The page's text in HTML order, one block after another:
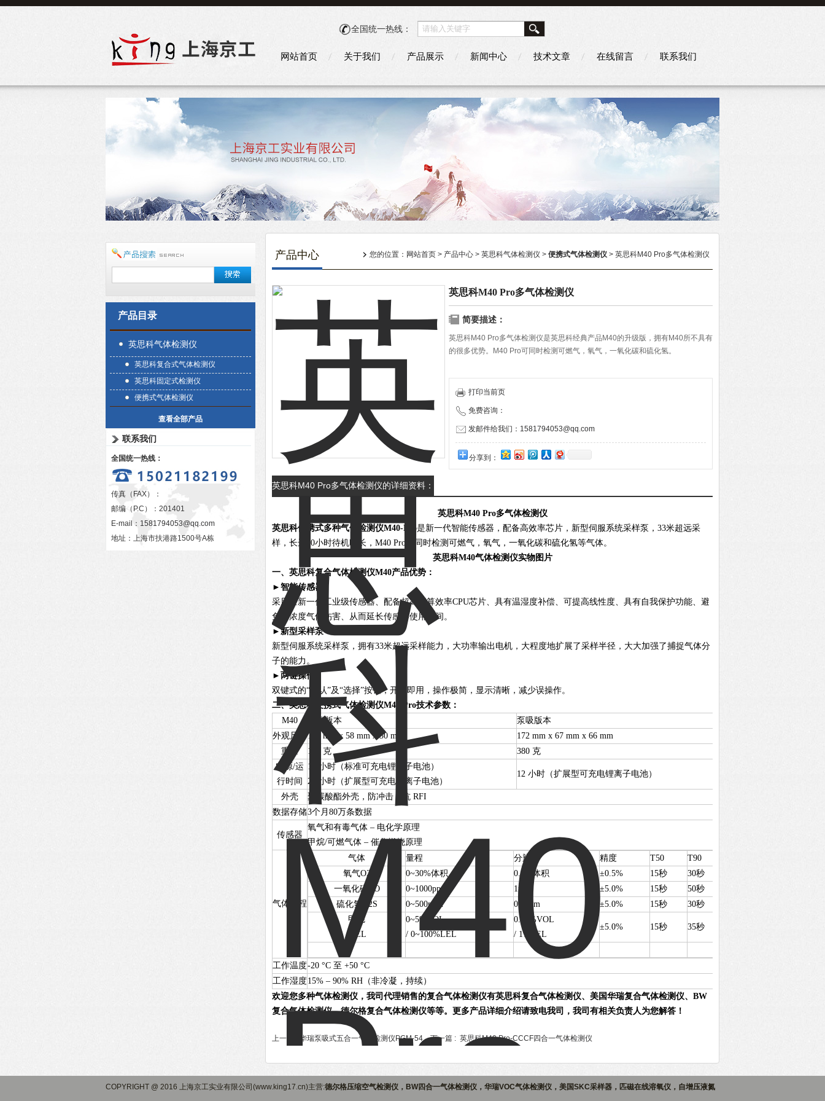
全国统一热线：
网站首页 关于我们 产品展示 新闻中心 技术文章 在线留言 联系我们
产品目录
英思科气体检测仪
英思科复合式气体检测仪
英思科固定式检测仪
便携式气体检测仪
查看全部产品
联系我们
全国统一热线：
传真（FAX）：
邮编（P.C）：201401
E-mail： 1581794053@qq.com
地址：上海市扶港路1500号A栋
产品中心 您的位置： 网站首页 > 产品中心 > 英思科气体检测仪 > 便携式气体检测仪 > 英思科M40 Pro多气体检测仪
英思科M40 Pro多气体检测仪
简要描述：
英思科M40 Pro多气体检测仪是英思科经典产品M40的升级版，拥有M40所不具有
的很多优势。M40 Pro可同时检测可燃气，氧气，一氧化碳和硫化氢。
打印当前页
免费咨询：
发邮件给我们：1581794053@qq.com
分享到：
英思科M40 Pro多气体检测仪的详细资料：
英思科M40 Pro多气体检测仪
英思科便携式多种气体检测仪M40-Pro是新一代智能传感器，配备高效率芯片，新型伺服系统采样泵，33米超远采
样，长达20小时待机时长，M40 Pro可同时检测可燃气，氧气，一氧化碳和硫化氢等气体。
英思科M40气体检测仪实物图片
一、英思科复合气体检测仪M40产品优势：
►智能传感器
采用全新一代工业级传感器、配备超高运算效率CPU芯片、具有温湿度补偿、可提高线性度、具有自我保护功能、避
免高浓度气体伤害、从而延长传感器使用时间。
►新型采样泵
新型伺服系统采样泵，拥有33米超远采样能力，大功率输出电机，大程度地扩展了采样半径，大大加强了捕捉气体分
子的能力。
►两键操作
双键式的“确认”及“选择”按钮，开机即用，操作极简，显示清晰，减少误操作。
二、英思科便携式气体检测仪M40 Pro技术参数：
M40
扩散版本
泵吸版本
外观尺寸103 mm x 58 mm x 30 mm
172 mm x 67 mm x 66 mm
重量
182 克
380 克
电源/运
行时间
12 小时（标准可充电锂离子电池）
20 小时（扩展型可充电锂离子电池）
12 小时（扩展型可充电锂离子电池）
外壳
聚碳酸酯外壳，防冲击，抗 RFI
数据存储3个月80万条数据
传感器
氧气和有毒气体 – 电化学原理
甲烷/可燃气体 – 催化燃烧原理
气体量程
气体 量程 分辨率 精度 T50
T90
氧气O2
0~30%体积 0.1%体积 ±0.5% 15秒
30秒
一氧化碳CO
0~1000ppm 1ppm ±5.0% 15秒
50秒
硫化氢H2S
0~500ppm 0.1ppm ±5.0% 15秒
30秒
甲烷
/LEL
0~5%VOL
/ 0~100%LEL
0.01%VOL
/ 1%LEL
±5.0% 15秒 35秒
工作温度-20 °C 至 +50 °C
工作湿度15% – 90% RH（非冷凝，持续）
欢迎您多种气体检测仪，我司代理销售的复合气体检测仪有英思科复合气体检测仪、美国华瑞复合气体检测仪、BW
复合气体检测仪、德尔格复合气体检测仪等等。更多产品详细介绍请致电我司，我司有相关负责人为您解答！
上一篇 : 华瑞泵吸式五合一气体检测仪PGM-54下一篇 : 英思科M40 Pro-CCCF四合一气体检测仪
COPYRIGHT @ 2016 上海京工实业有限公司(www.king17.cn)主营:德尔格压缩空气检测仪，BW四合一气体检测仪，华瑞VOC气体检测仪，美国SKC采样器，匹磁在线溶氧仪，自增压液氮